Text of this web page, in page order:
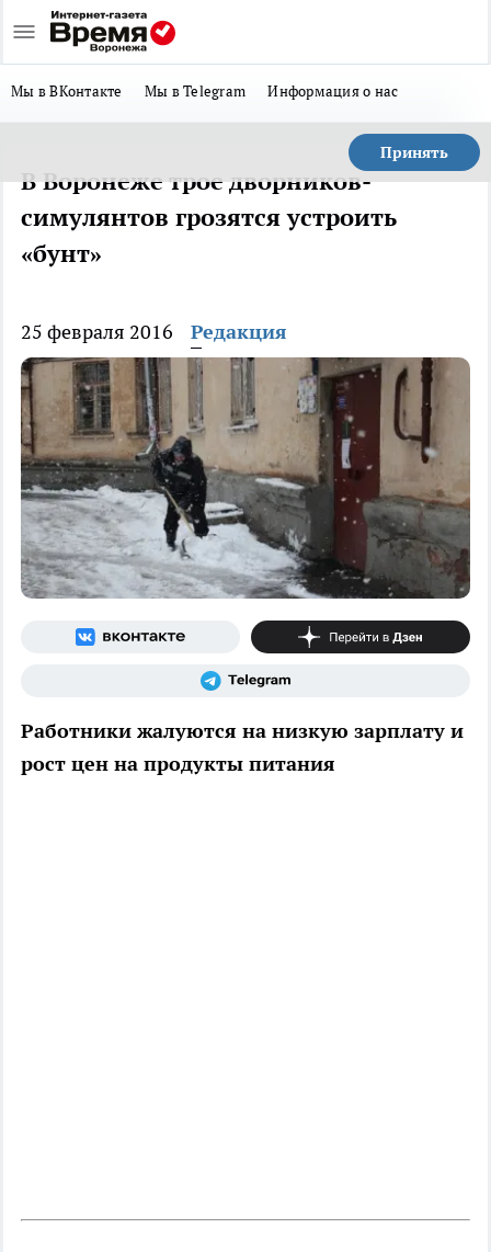
Мы в ВКонтакте Мы в Telegram Информация о нас
Принять
В Воронеже трое дворников-
симулянтов грозятся устроить
«бунт»
25 февраля 2016 Редакция
Работники жалуются на низкую зарплату и
рост цен на продукты питания